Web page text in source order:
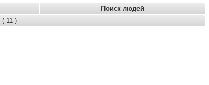
Поиск людей
( 11 )